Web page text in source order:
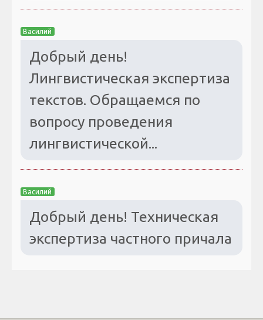
Василий
Добрый день!
Лингвистическая экспертиза
текстов. Обращаемся по
вопросу проведения
лингвистической...
Василий
Добрый день! Техническая
экспертиза частного причала